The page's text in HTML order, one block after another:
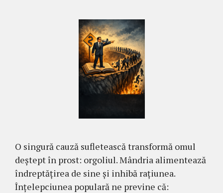
O singură cauză sufletească transformă omul
deștept în prost: orgoliul. Mândria alimentează
îndreptățirea de sine și inhibă rațiunea.
Înțelepciunea populară ne previne că: